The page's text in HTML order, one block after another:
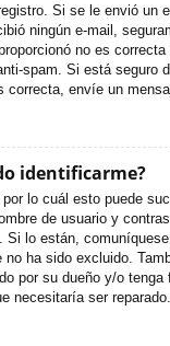
Si se le envió un
ningún e-mail,
no es
spam. Si está seguro
correcta, envíe un
identificarme?
lo cuál esto puede
de usuario y
Si lo están,
no ha sido excluido.
por su dueño y/o tenga
necesitaría ser reparado.